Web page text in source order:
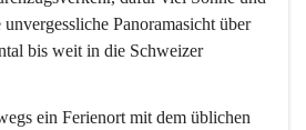
Panoramasicht über
bis weit in die Schweizer
ein Ferienort mit dem üblichen